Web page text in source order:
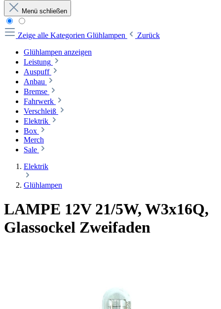
Menü schließen
Zeige alle Kategorien Glühlampen
Zurück
Glühlampen anzeigen
Leistung
Auspuff
Anbau
Bremse
Fahrwerk
Verschleiß
Elektrik
Box
Merch
Sale
Elektrik
Glühlampen
LAMPE 12V 21/5W, W3x16Q,
Glassockel Zweifaden